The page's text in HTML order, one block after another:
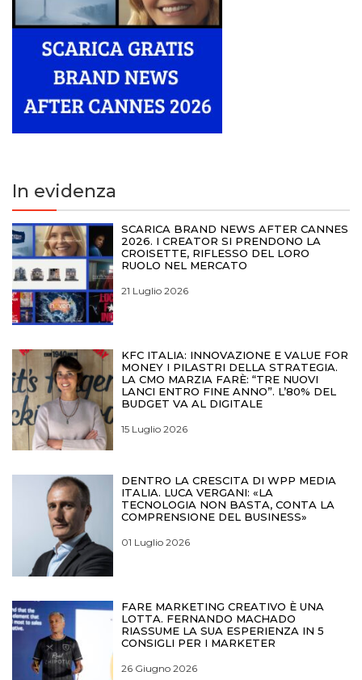
In evidenza
SCARICA BRAND NEWS AFTER CANNES
2026. I CREATOR SI PRENDONO LA
CROISETTE, RIFLESSO DEL LORO
RUOLO NEL MERCATO
21 Luglio 2026
KFC ITALIA: INNOVAZIONE E VALUE FOR
MONEY I PILASTRI DELLA STRATEGIA.
LA CMO MARZIA FARÈ: “TRE NUOVI
LANCI ENTRO FINE ANNO”. L’80% DEL
BUDGET VA AL DIGITALE
15 Luglio 2026
DENTRO LA CRESCITA DI WPP MEDIA
ITALIA. LUCA VERGANI: «LA
TECNOLOGIA NON BASTA, CONTA LA
COMPRENSIONE DEL BUSINESS»
01 Luglio 2026
FARE MARKETING CREATIVO È UNA
LOTTA. FERNANDO MACHADO
RIASSUME LA SUA ESPERIENZA IN 5
CONSIGLI PER I MARKETER
26 Giugno 2026